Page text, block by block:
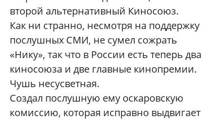
второй альтернативный Киносоюз.
Как ни странно, несмотря на поддержку
послушных СМИ, не сумел сожрать
«Нику», так что в России есть теперь два
киносоюза и две главные кинопремии.
Чушь несусветная.
Создал послушную ему оскаровскую
комиссию, которая исправно выдвигает